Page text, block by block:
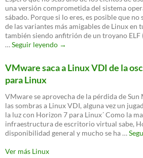
una versión comprometida del sistema
sábado. Porque si lo eres, es posible que
de las variantes más amigables de Linux en
también siendo anfitrión de un troyano ELF
…Seguir leyendo Sitio
Mint
a
usuarios
descargar
un
S.O.
→
VMware saca a Linux VDI de la
para Linux
VMware se aprovecha de la pérdida de Sun
las sombras a Linux VDI, alguna vez un
la luz con Horizon 7 para Linux´ Como la
infraestructura de escritorio virtual sabe,
disponibilidad general y mucho se ha …
Ver más Linux